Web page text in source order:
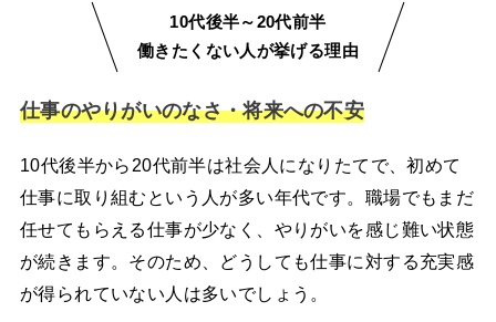
10代後半～20代前半
働きたくない人が挙げる理由
仕事のやりがいのなさ・将来への不安
10代後半から20代前半は社会人になりたてで、初めて
仕事に取り組むという人が多い年代です。職場でもまだ
任せてもらえる仕事が少なく、やりがいを感じ難い状態
が続きます。そのため、どうしても仕事に対する充実感
が得られていない人は多いでしょう。